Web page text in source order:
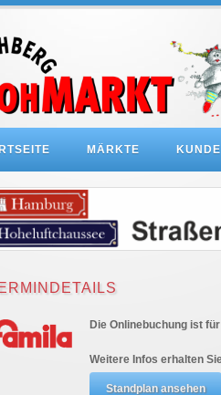
MÄRKTE
Die Onlinebuchung ist
Weitere Infos erhalten